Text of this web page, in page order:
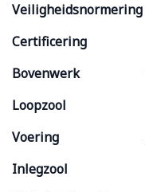
Veiligheidsnormering
Certificering
Bovenwerk
Loopzool
Voering
Inlegzool